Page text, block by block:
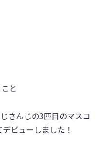
と
さんじの3匹目のマスコ
ビューしました！